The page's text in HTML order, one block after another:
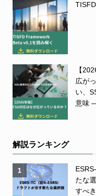
【
広が
い、
意味
解説ランキング
1
たな
すべ